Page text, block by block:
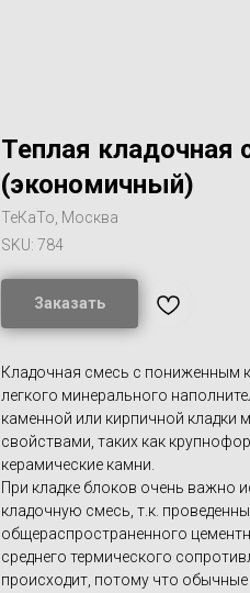
Теплая кладочная
(экономичный)
ТеКаТо, Москва
SKU: 784
Заказать
Кладочная смесь с пониженным
легкого минерального
каменной или кирпичной
свойствами, таких как
керамические камни.
При кладке блоков очень важно
кладочную смесь, т.к.
общераспространенного
среднего термического
происходит, потому что